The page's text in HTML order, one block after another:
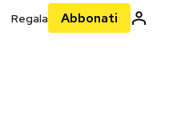
Regala Abbonati